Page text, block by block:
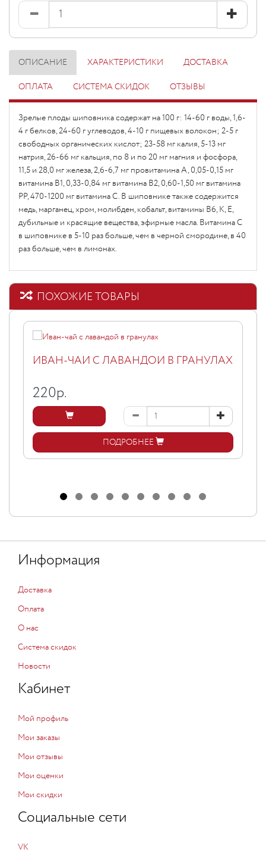
ОПИСАНИЕ ХАРАКТЕРИСТИКИ ДОСТАВКА
ОПЛАТА СИСТЕМА СКИДОК ОТЗЫВЫ
Зрелые плоды шиповника содержат на 100 г: 14-60 г воды, 1,6-
4 г белков, 24-60 г углеводов, 4-10 г пищевых волокон; 2-5 г
свободных органических кислот; 23-58 мг калия, 5-13 мг
натрия, 26-66 мг кальция, по 8 и по 20 мг магния и фосфора,
11,5 и 28,0 мг железа, 2,6-6,7 мг провитамина А, 0,05-0,15 мг
витамина B1, 0,33-0,84 мг витамина В2, 0,60-1,50 мг витамина
РР, 470-1200 мг витамина С. В шиповнике также содержится
медь, марганец, хром, молибден, кобальт, витамины В6, К, Е,
дубильные и красящие вещества, эфирные масла. Витамина С
в шиповнике в 5-10 раз больше, чем в черной смородине, в 40
раз больше, чем в лимонах.
ПОХОЖИЕ ТОВАРЫ
ИВАН-ЧАЙ С ЛАВАНДОЙ В ГРАНУЛАХ
220р.
ПОДРОБНЕЕ
Информация
Доставка
Оплата
О нас
Система скидок
Новости
Кабинет
Мой профиль
Мои заказы
Мои отзывы
Мои оценки
Мои скидки
Социальные сети
VK